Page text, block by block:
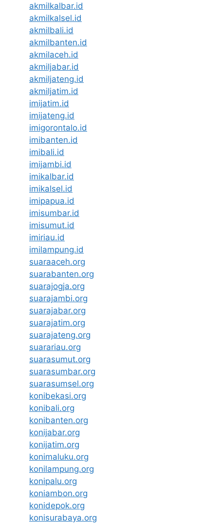
akmilkalbar.id
akmilkalsel.id
akmilbali.id
akmilbanten.id
akmilaceh.id
akmiljabar.id
akmiljateng.id
akmiljatim.id
imijatim.id
imijateng.id
imigorontalo.id
imibanten.id
imibali.id
imijambi.id
imikalbar.id
imikalsel.id
imipapua.id
imisumbar.id
imisumut.id
imiriau.id
imilampung.id
suaraaceh.org
suarabanten.org
suarajogja.org
suarajambi.org
suarajabar.org
suarajatim.org
suarajateng.org
suarariau.org
suarasumut.org
suarasumbar.org
suarasumsel.org
konibekasi.org
konibali.org
konibanten.org
konijabar.org
konijatim.org
konimaluku.org
konilampung.org
konipalu.org
koniambon.org
konidepok.org
konisurabaya.org